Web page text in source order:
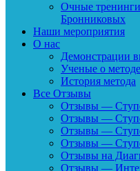
Очные
Бронниковых
Наши мероприятия
О нас
Демонстрации
Ученые о методе
История метода
Все Отзывы
Отзывы —
Отзывы —
Отзывы —
Отзывы —
Отзывы на
Отзывы —